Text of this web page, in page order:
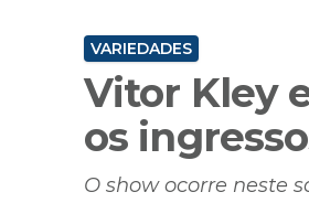
VARIEDADES
Vitor Kley
os
O show ocorre neste